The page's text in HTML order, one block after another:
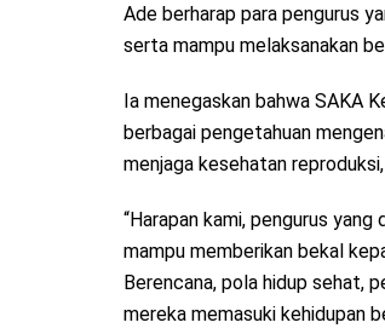
Ade berharap para pengurus
serta mampu melaksanakan
Ia menegaskan bahwa SAKA
berbagai pengetahuan
menjaga kesehatan
“Harapan kami, pengurus
mampu memberikan bekal
Berencana, pola hidup sehat,
mereka memasuki kehidupan